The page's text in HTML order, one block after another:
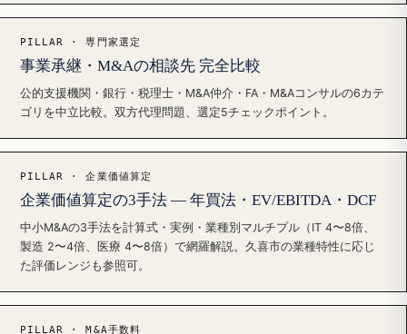
PILLAR · 専門家選定
事業承継・M&Aの相談先 完全比較
公的支援機関・銀行・税理士・M&A仲介・FA・M&Aコンサルの6カテ
ゴリを中立比較。双方代理問題、選定5チェックポイント。
PILLAR · 企業価値算定
企業価値算定の3手法 — 年買法・EV/EBITDA・DCF
中小M&Aの3手法を計算式・実例・業種別マルチプル（IT 4〜8倍、
製造 2〜4倍、医療 4〜8倍）で網羅解説。久喜市の業種特性に応じ
た評価レンジも参照可。
PILLAR · M&A手数料